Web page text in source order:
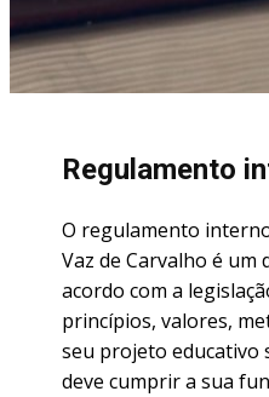
Regulamento
O regulamento
Vaz de Carvalho é
acordo com a
princípios, valores,
seu projeto educativo
deve cumprir a sua